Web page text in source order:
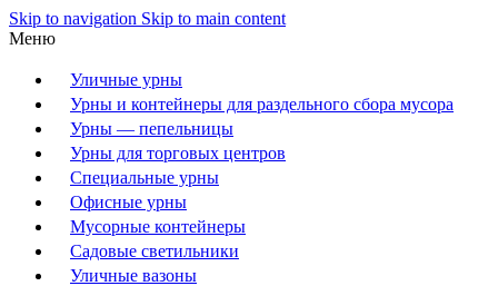
Skip to navigation Skip to main content
Меню
Уличные урны
Урны и контейнеры для раздельного сбора мусора
Урны — пепельницы
Урны для торговых центров
Специальные урны
Офисные урны
Мусорные контейнеры
Садовые светильники
Уличные вазоны